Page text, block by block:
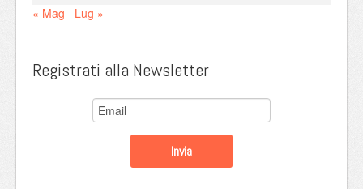
« Mag Lug »
Registrati alla Newsletter